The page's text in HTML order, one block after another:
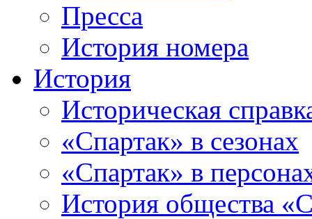
Пресса
История номера
История
Историческая
«Спартак» в сезонах
«Спартак» в
История общества